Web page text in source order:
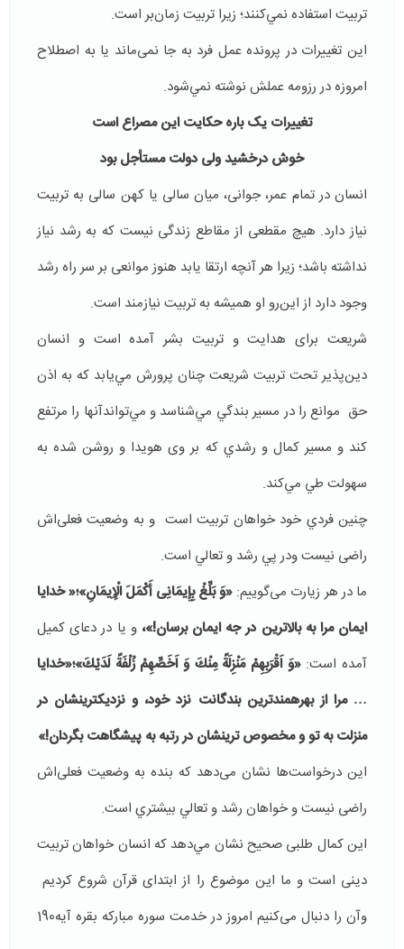
تربيت استفاده نمي‌كنند؛ زيرا تربيت زمان‌بر است.
این تغییرات در پرونده عمل فرد به جا نمی‌ماند یا به اصطلاح
امروزه در رزومه عملش نوشته نمي‌شود.
تغییرات یک باره حکایت اين مصراع است
خوش درخشید ولی دولت مستأجل بود
انسان در تمام عمر، جوانی، میان سالی یا کهن سالی به تربیت
نیاز دارد. هیچ مقطعی از مقاطع زندگی نیست که به رشد نياز
نداشته باشد؛ زيرا هر آنچه ارتقا یابد هنوز موانعی بر سر راه رشد
وجود دارد از ا‌‎ين‌رو او هميشه به تربيت نيازمند است.
شریعت برای هدایت و تربيت بشر آمده است و انسان
دين‌پذير تحت تربيت شريعت چنان پرورش مي‌‌يابد كه به اذن
حق موانع را در مسير بندگي مي‌شناسد و مي‌تواندآنها را مرتفع
کند و مسیر کمال و رشدي كه بر وی هویدا و روشن شده به
سهولت طي مي‌كند.
چنين فردي خود خواهان تربيت است و به وضعیت فعلی‌اش
راضی نيست ودر پي رشد و تعالي است.
ما در هر زیارت می‌گوییم: «وَ بَلِّغْ بِإِیمَانِی أَکْمَلَ الْإِیمَانِ»؛« خدایا
ایمان مرا به بالاترین در جه ایمان برسان!»، و یا در دعای کمیل
آمده است:«وَ اَقْرَبِهِمْ مَنْزِلَةً مِنْكَ وَ اَخَصِّهِمْ زُلْفَةً لَدَيْكَ»؛«خدایا
… مرا از بهره‏مندترين بندگانت نزد خود، و نزديك‏ترينشان در
منزلت به تو و مخصوص‏ ترينشان در رتبه به پيشگاهت بگردان!»
این درخواست‌ها نشان می‌دهد که بنده به وضعیت فعلی‌اش‌
راضی نیست و خواهان رشد و تعالي بيشتري است.
اين کمال طلبی صحیح نشان مي‌دهد كه انسان خواهان تربیت
دینی است و ما اين موضوع را از ابتدای قرآن شروع کرديم
وآن را دنبال می‌کنیم امروز در خدمت سوره مبارکه بقره آیه190